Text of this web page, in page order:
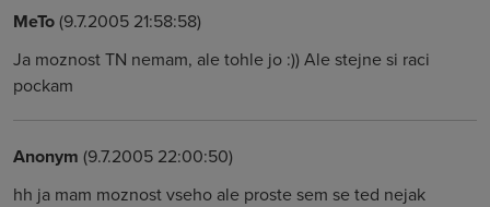
MeTo(9.7.2005 21:58:58)
Ja moznost TN nemam, ale tohle jo :)) Ale stejne si raci
pockam
Anonym (9.7.2005 22:00:50)
hh ja mam moznost vseho ale proste sem se ted nejak